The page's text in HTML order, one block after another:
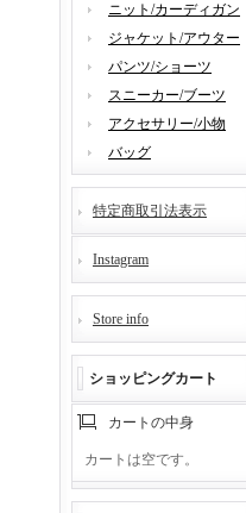
ニット/カーディガン
ジャケット/アウター
パンツ/ショーツ
スニーカー/ブーツ
アクセサリー/小物
バッグ
特定商取引法表示
Instagram
Store info
ショッピングカート
カートの中身
カートは空です。